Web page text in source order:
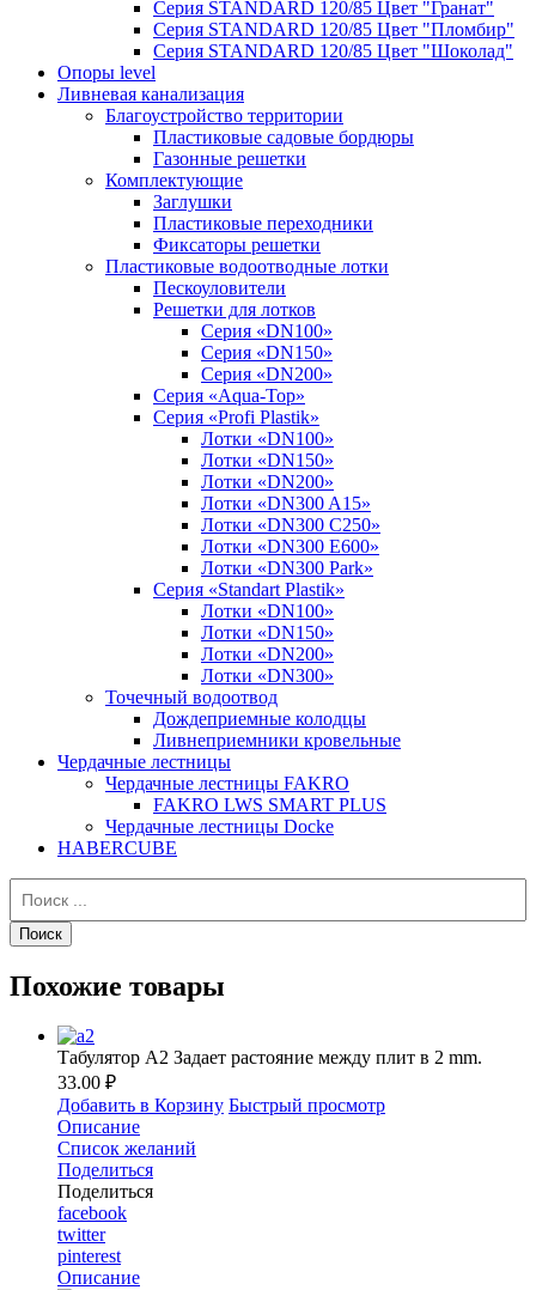
Серия STANDARD 120/85 Цвет "Гранат"
Серия STANDARD 120/85 Цвет "Пломбир"
Серия STANDARD 120/85 Цвет "Шоколад"
Опоры level
Ливневая канализация
Благоустройство территории
Пластиковые садовые бордюры
Газонные решетки
Комплектующие
Заглушки
Пластиковые переходники
Фиксаторы решетки
Пластиковые водоотводные лотки
Пескоуловители
Решетки для лотков
Серия «DN100»
Серия «DN150»
Серия «DN200»
Серия «Aqua-Top»
Серия «Profi Plastik»
Лотки «DN100»
Лотки «DN150»
Лотки «DN200»
Лотки «DN300 A15»
Лотки «DN300 C250»
Лотки «DN300 E600»
Лотки «DN300 Park»
Серия «Standart Plastik»
Лотки «DN100»
Лотки «DN150»
Лотки «DN200»
Лотки «DN300»
Точечный водоотвод
Дождеприемные колодцы
Ливнеприемники кровельные
Чердачные лестницы
Чердачные лестницы FAKRO
FAKRO LWS SMART PLUS
Чердачные лестницы Docke
HABERCUBE
Похожие товары
Табулятор A2 Задает растояние между плит в 2 mm.
33.00 ₽
Добавить в Корзину Быстрый просмотр
Описание
Список желаний
Поделиться
Поделиться
facebook
twitter
pinterest
Описание